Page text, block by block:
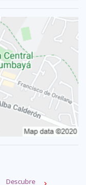
Descubre